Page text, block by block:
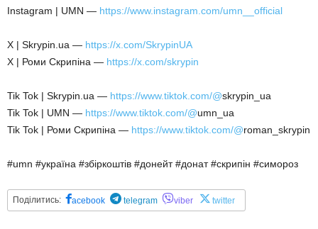
Instagram | UMN — https://www.instagram.com/umn__official
X | Skrypin.ua — https://x.com/SkrypinUA
X | Роми Скрипіна — https://x.com/skrypin
Tik Tok | Skrypin.ua — https://www.tiktok.com/@skrypin_ua
Tik Tok | UMN — https://www.tiktok.com/@umn_ua
Tik Tok | Роми Скрипіна — https://www.tiktok.com/@roman_skrypin
#umn #україна #збіркоштів #донейт #донат #скрипін #симороз
Поділитись: acebook telegram viber twitter